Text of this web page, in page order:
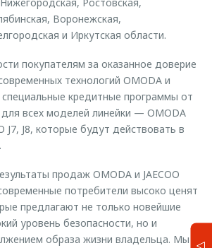
Воронежская,
и Иркутская области.
покупателям за оказанное доверие
технологий OMODA и
специальные кредитные программы от
всех моделей линейки — OMODA
J7, J8, которые будут действовать в
продаж OMODA и JAECOO
потребители высоко ценят
предлагают не только новейшие
уровень безопасности, но и
образа жизни владельца. Мы